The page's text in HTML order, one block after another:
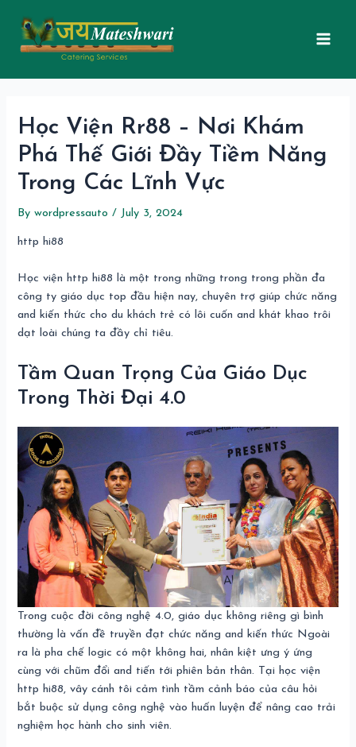
content
Học Viện Rr88 – Nơi Khám
Phá Thế Giới Đầy Tiềm Năng
Trong Các Lĩnh Vực
Bywordpressauto/ July 3, 2024
http hi88
Học viện http hi88 là một trong những trong trong phần đa
công ty giáo dục top đầu hiện nay, chuyên trợ giúp chức năng
and kiến thức cho du khách trẻ có lôi cuốn and khát khao trôi
dạt loài chúng ta đầy chỉ tiêu.
Tầm Quan Trọng Của Giáo Dục
Trong Thời Đại 4.0
Trong cuộc đời công nghệ 4.0, giáo dục không riêng gì bình
thường là vấn đề truyền đạt chức năng and kiến thức Ngoài
ra là pha chế logic có một không hai, nhân kiệt ưng ý ứng
cùng với chũm đổi and tiến tới phiên bản thân. Tại học viện
http hi88, vây cánh tôi cảm tình tầm cảnh báo của câu hỏi
bắt buộc sử dụng công nghệ vào huấn luyện để nâng cao trải
nghiệm học hành cho sinh viên.
navigation